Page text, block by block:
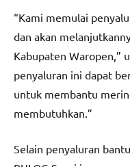
“Kami memulai
dan akan
Kabupaten Waropen,”
penyaluran ini dapat
untuk membantu
membutuhkan.”
Selain penyaluran